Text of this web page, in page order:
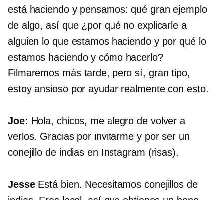
está haciendo y pensamos: qué gran ejemplo
de algo, así que ¿por qué no explicarle a
alguien lo que estamos haciendo y por qué lo
estamos haciendo y cómo hacerlo?
Filmaremos más tarde, pero sí, gran tipo,
estoy ansioso por ayudar realmente con esto.
Joe: Hola, chicos, me alegro de volver a
verlos. Gracias por invitarme y por ser un
conejillo de indias en Instagram (risas).
JesseEstá bien. Necesitamos conejillos de